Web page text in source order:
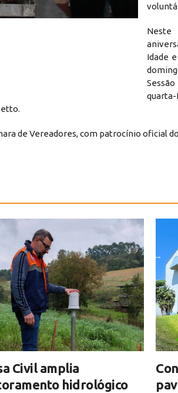
Neste
Idade
de Vereadores, com patrocínio oficial
Civil amplia
hidrológico